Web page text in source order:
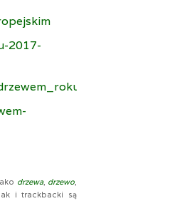
2017-
drzewa, drzewo,
i trackbacki są